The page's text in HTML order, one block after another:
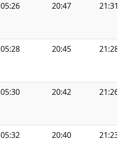
05:26 20:47 21:31
05:28 20:45 21:28
05:30 20:42 21:26
05:32 20:40 21:23